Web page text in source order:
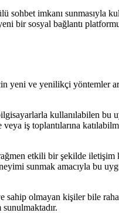
imkanı sunmasıyla
bir sosyal bağlantı
yeni ve yenilikçi yöntemler
kullanılabilen bu
iş toplantılarına
etkili bir şekilde iletişim
sunmak amacıyla bu
sahip olmayan kişiler bile